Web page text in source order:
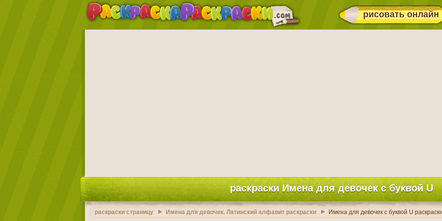
рисовать онлайн
раскраски Имена для девочек с буквой U
раскраски страницу Имена для девочек. Латинский алфавит раскраски Имена для девочек с буквой U